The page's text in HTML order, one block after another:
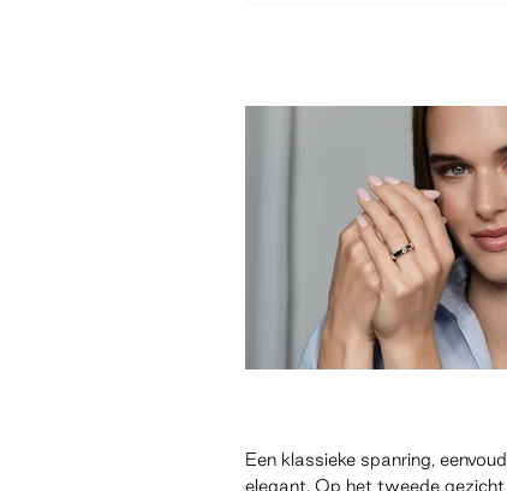
Een klassieke spanring,
elegant. Op het tweede gezicht